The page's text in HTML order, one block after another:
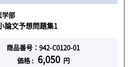
学部
論文予想問題集1
商品番号：942-C0120-01
価格 : 6,050 円